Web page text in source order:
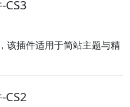
CS3
该插件适用于简站主题与精
CS2